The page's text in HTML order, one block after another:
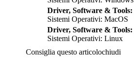
Driver, Software & Tools:
Sistemi Operativi: MacOS
Driver, Software & Tools:
Sistemi Operativi: Linux
Consiglia questo articolochiudi